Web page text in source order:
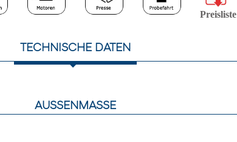
Preisliste
TECHNISCHE DATEN
AUSSENMASSE